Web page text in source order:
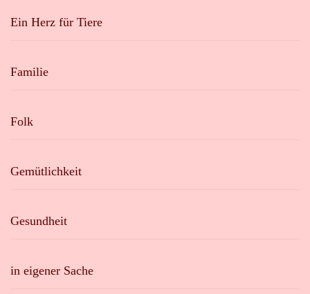
Ein Herz für Tiere
Familie
Folk
Gemütlichkeit
Gesundheit
in eigener Sache